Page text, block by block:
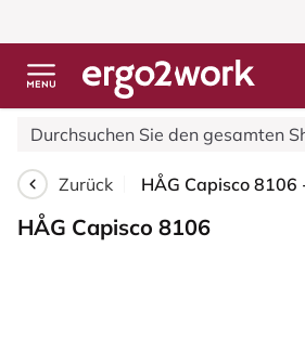
Zurück
HÅG Capisco 8106